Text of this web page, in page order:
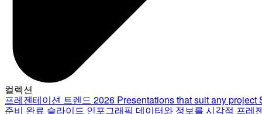
컬렉션
프레젠테이션 트렌드 2026 Presentations that suit any project
준비 완료 슬라이드 인포그래픽 데이터와 정보를 시각적 프레